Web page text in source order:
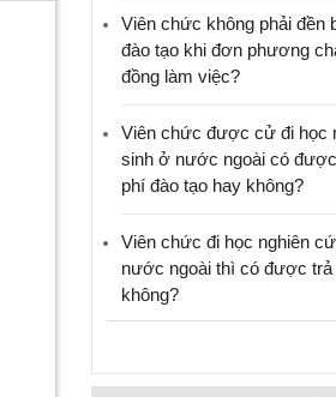
Viên chức không phải đền
đào tạo khi đơn phương
đồng làm việc?
Viên chức được cử đi học
sinh ở nước ngoài có
phí đào tạo hay không?
Viên chức đi học nghiên
nước ngoài thì có được
không?